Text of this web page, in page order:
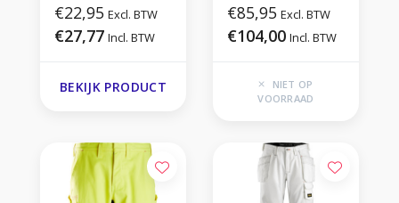
€22,95 Excl. BTW
€27,77 Incl. BTW
BEKIJK PRODUCT
met
holsterzakken
€85,95 Excl. BTW
€104,00 Incl. BTW
NIET OP
VOORRAAD